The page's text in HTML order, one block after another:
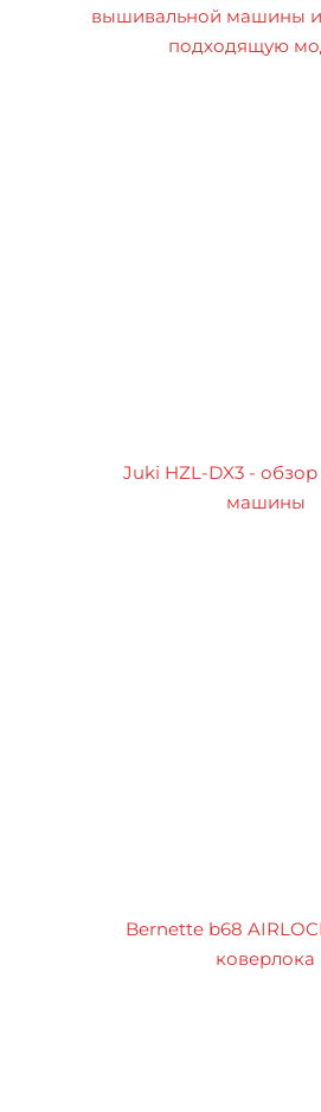
вышивальной машины и
подходящую
Juki HZL-DX3 -
машины
Bernette b68
коверлока